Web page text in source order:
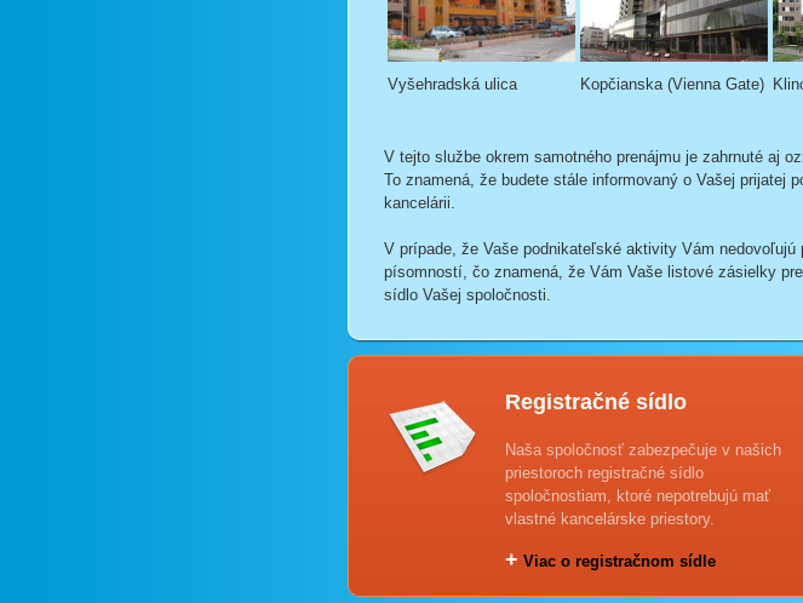
Vyšehradská ulica Kopčianska (Vienna Gate)
V tejto službe okrem samotného prenájmu je zahrnuté aj
To znamená, že budete stále informovaný o Vašej prijatej
kancelárii.
V prípade, že Vaše podnikateľské aktivity Vám
písomností, čo znamená, že Vám Vaše listové zásielky
sídlo Vašej spoločnosti.
Registračné sídlo
Naša spoločnosť zabezpečuje v našich
priestoroch registračné sídlo
spoločnostiam, ktoré nepotrebujú mať
vlastné kancelárske priestory.
+ Viac o registračnom sídle